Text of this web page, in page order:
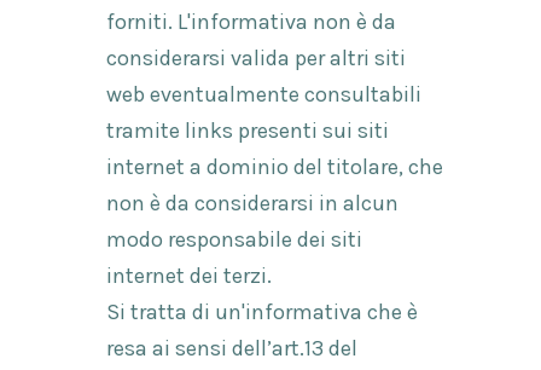
forniti. L'informativa non è da
considerarsi valida per altri siti
web eventualmente consultabili
tramite links presenti sui siti
internet a dominio del titolare, che
non è da considerarsi in alcun
modo responsabile dei siti
internet dei terzi.
Si tratta di un'informativa che è
resa ai sensi dell’art.13 del